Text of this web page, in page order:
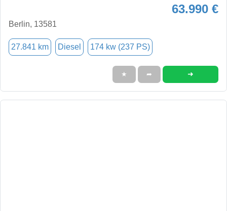
63.990 €
Berlin, 13581
27.841 km Diesel 174 kw (237 PS)
★ ➦ ➜